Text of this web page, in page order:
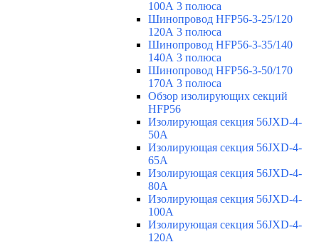
100А 3 полюса
Шинопровод HFP56-3-25/120
120А 3 полюса
Шинопровод HFP56-3-35/140
140А 3 полюса
Шинопровод HFP56-3-50/170
170А 3 полюса
Обзор изолирующих секций
HFP56
Изолирующая секция 56JXD-4-
50A
Изолирующая секция 56JXD-4-
65A
Изолирующая секция 56JXD-4-
80A
Изолирующая секция 56JXD-4-
100A
Изолирующая секция 56JXD-4-
120A